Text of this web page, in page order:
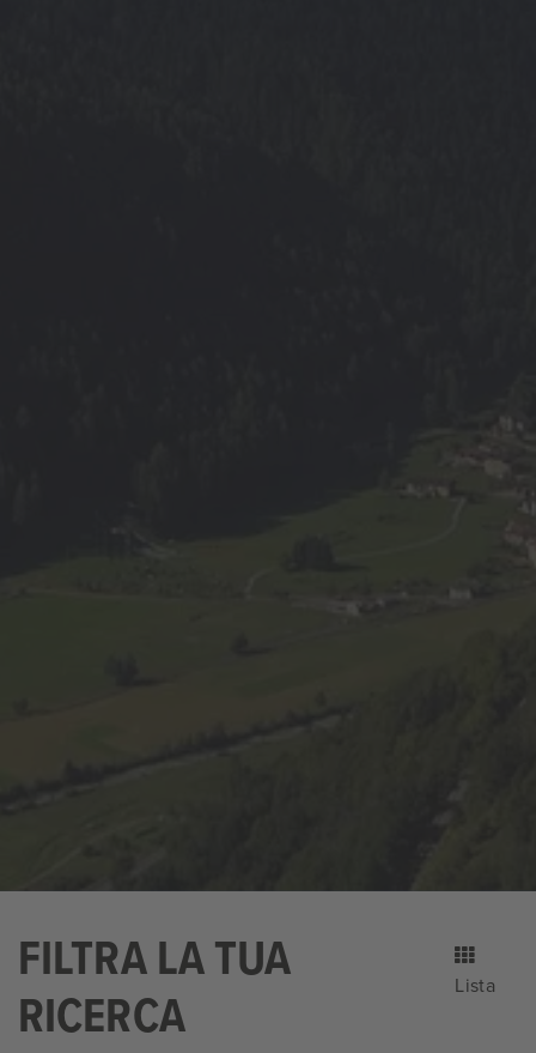
FILTRA LA TUA
RICERCA
Lista